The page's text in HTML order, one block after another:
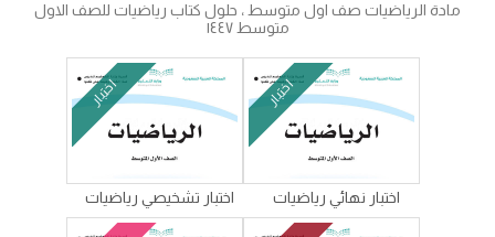
مادة الرياضيات صف اول متوسط ، حلول كتاب رياضيات للصف الاول
متوسط ١٤٤٧
اختبار
اختبار نهائي رياضيات
اختبار
اختبار تشخيصي رياضيات